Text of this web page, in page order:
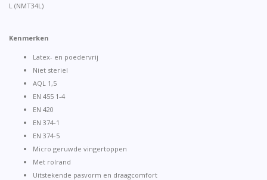
L (NMT34L)
Kenmerken
Latex- en poedervrij
Niet steriel
AQL 1,5
EN 455 1-4
EN 420
EN 374-1
EN 374-5
Micro geruwde vingertoppen
Met rolrand
Uitstekende pasvorm en draagcomfort